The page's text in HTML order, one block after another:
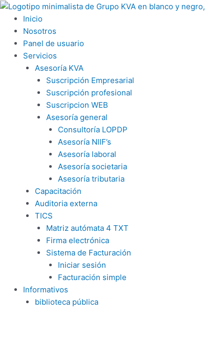
Ir
contenido
Inicio
Nosotros
Panel de usuario
Servicios
Asesoría KVA
Suscripción Empresarial
Suscripción profesional
Suscripcion WEB
Asesoría general
Consultoría LOPDP
Asesoría NIIF’s
Asesoría laboral
Asesoría societaria
Asesoría tributaria
Capacitación
Auditoria externa
TICS
Matriz autómata 4 TXT
Firma electrónica
Sistema de Facturación
Iniciar sesión
Facturación simple
Informativos
biblioteca pública